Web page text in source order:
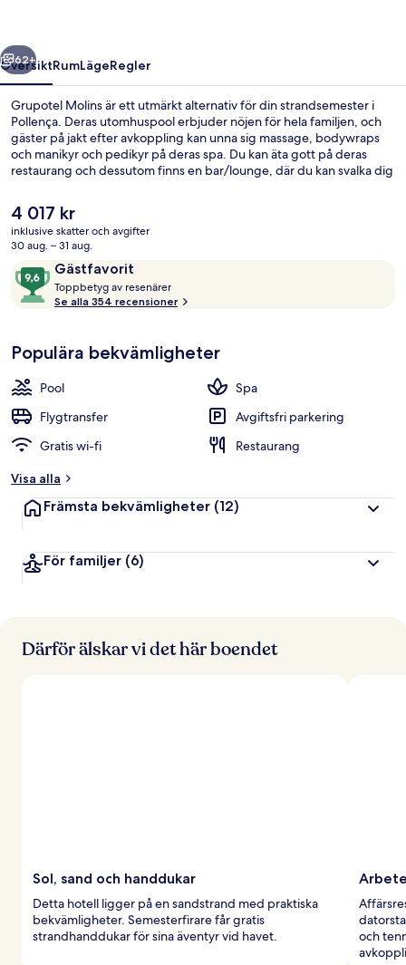
Nästa
62+
ÖversiktRumLägeRegler
Grupotel Molins är ett utmärkt alternativ för din strandsemester i
Pollença. Deras utomhuspool erbjuder nöjen för hela familjen, och
gäster på jakt efter avkoppling kan unna sig massage, bodywraps
och manikyr och pedikyr på deras spa. Du kan äta gott på deras
restaurang och dessutom finns en bar/lounge, där du kan svalka dig
vid poolen, en utomhustennisbana och en snackbar/deli. Den
hjälpsamma personalen och närheten till stranden brukar
uppskattas av våra resenärer.
Det
nuvarande
priset
4 017 kr
4 017 kr
inklusive skatter och avgifter
30 aug. – 31 aug.
RecensionerGästfavorit
9,6
av
10,
Toppbetyg av resenärer
o
b
r
e
Se alla 354 recensioner
Populära bekvämligheter
Pool
Spa
Flygtransfer
Avgiftsfri parkering
Gratis wi-fi
Restaurang
Visa alla
Främsta bekvämligheter (12)
För familjer (6)
Därför älskar vi det här boendet
Sol, sand och handdukar
Detta hotell ligger på en sandstrand med praktiska
bekvämligheter. Semesterfirare får gratis
strandhanddukar för sina äventyr vid havet.
och